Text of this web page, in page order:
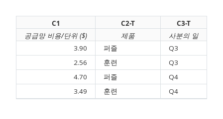
C1 C2-T
C3-T
공급망 비용/단위 ($)
제품
사분의 일
3.90
퍼즐
Q3
2.56
훈련
Q3
4.70
퍼즐
Q4
3.49
훈련 Q4